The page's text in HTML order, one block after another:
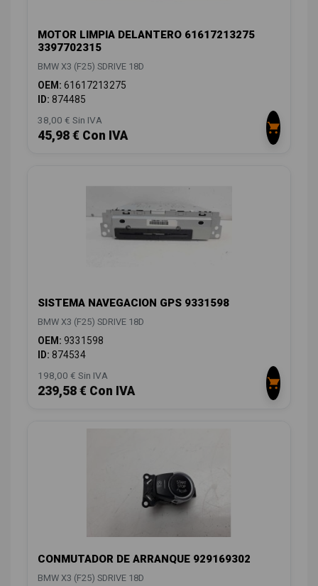
MOTOR LIMPIA DELANTERO 61617213275
3397702315
BMW X3 (F25) SDRIVE 18D
OEM: 61617213275
ID: 874485
38,00 € Sin IVA
45,98 € Con IVA
SISTEMA NAVEGACION GPS 9331598
BMW X3 (F25) SDRIVE 18D
OEM: 9331598
ID: 874534
198,00 € Sin IVA
239,58 € Con IVA
CONMUTADOR DE ARRANQUE 929169302
BMW X3 (F25) SDRIVE 18D